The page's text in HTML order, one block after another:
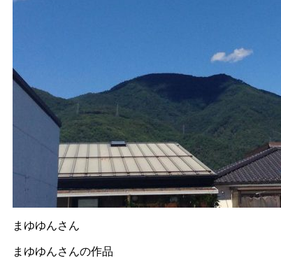
まゆゆんさん
まゆゆんさんの作品